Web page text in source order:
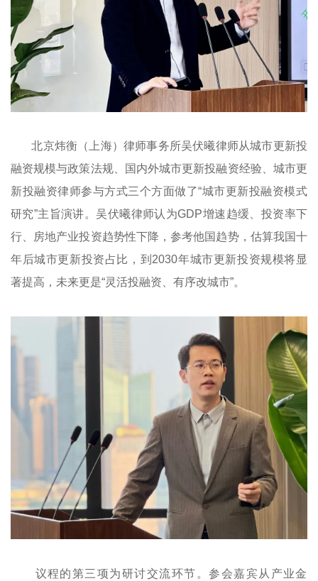
北京炜衡（上海）律师事务所吴伏曦律师从城市更新投
融资规模与政策法规、国内外城市更新投融资经验、城市更
新投融资律师参与方式三个方面做了“城市更新投融资模式
研究”主旨演讲。吴伏曦律师认为GDP增速趋缓、投资率下
行、房地产业投资趋势性下降，参考他国趋势，估算我国十
年后城市更新投资占比，到2030年城市更新投资规模将显
著提高，未来更是“灵活投融资、有序改城市”。
议程的第三项为研讨交流环节。参会嘉宾从产业金